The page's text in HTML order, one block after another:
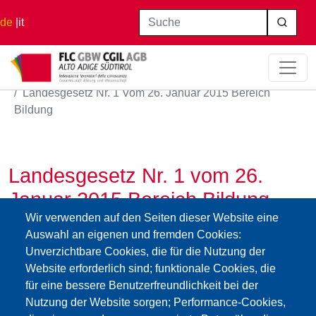
de it
Wir verwenden auf den Seiten dieser Website eine
Auswahl an eigenen und fremden Cookies:
Unverzichtbare Cookies, die für die Nutzung der
Website erforderlich sind; funktionale Cookies, die
für eine bessere Benutzerfreundlichkeit bei der
Nutzung der Website sorgen; Performance-Cookies,
Suche
Startseite
Landesgesetz Nr. 1 Vom 26. Januar 2015 Bereich
Bildung
Landesgesetz Nr. 1 vom 26.
Januar 2015 Bereich Bildung
29.07.2015
landesgesetz_1_vom_26_1_2015.pdf
Impressum
Web-
:Cookies
Privacy
GBW /
FLC - Gewerkschaft Wissenschaft und
Bildung Südtirol
Privacy
Mitglieder